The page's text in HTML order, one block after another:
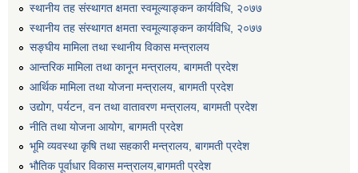
स्थानीय तह संस्थागत क्षमता स्वमूल्याङ्कन कार्यविधि, २०७७
स्थानीय तह संस्थागत क्षमता स्वमूल्याङ्कन कार्यविधि, २०७७
सङ्घीय मामिला तथा स्थानीय विकास मन्त्रालय
आन्तरिक मामिला तथा कानून मन्त्रालय, बागमती प्रदेश
आर्थिक मामिला तथा योजना मन्त्रालय, बागमती प्रदेश
उद्योग, पर्यटन, वन तथा वातावरण मन्त्रालय, बागमती प्रदेश
नीति तथा योजना आयोग, बागमती प्रदेश
भूमि व्यवस्था कृषि तथा सहकारी मन्त्रालय, बागमती प्रदेश
भौतिक पूर्वाधार विकास मन्त्रालय,बागमती प्रदेश